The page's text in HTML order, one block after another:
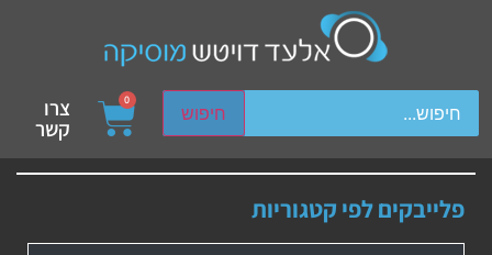
חיפוש
device users, explore by touch or with swipe gestures.
0 צרו
קשר
פלייבקים לפי קטגוריות